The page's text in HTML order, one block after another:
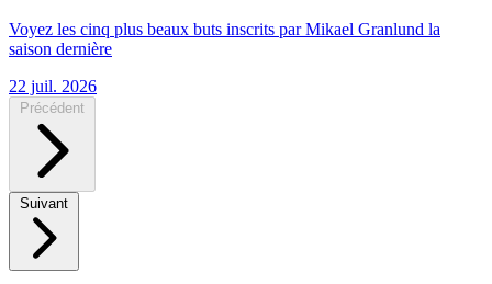
Voyez les cinq plus beaux buts inscrits par Mikael Granlund la
saison dernière
22 juil. 2026
Précédent
Suivant